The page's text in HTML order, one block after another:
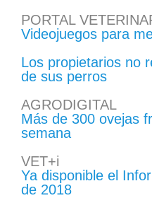
PORTAL
Videojuegos para
Los propietarios no
de sus perros
AGRODIGITAL
Más de 300 ovejas
semana
VET+i
Ya disponible el
de 2018